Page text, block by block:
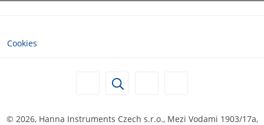
Cookies
© 2026, Hanna Instruments Czech s.r.o., Mezi Vodami 1903/17a,